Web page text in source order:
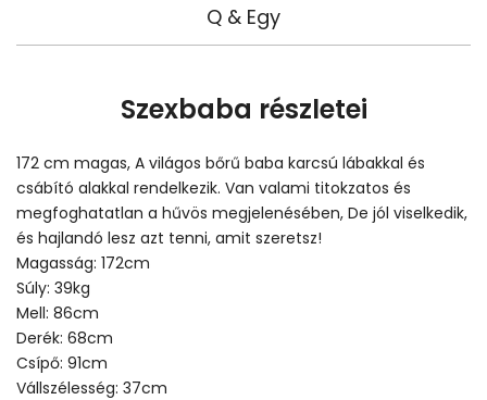
Q & Egy
Szexbaba részletei
172 cm magas, A világos bőrű baba karcsú lábakkal és
csábító alakkal rendelkezik. Van valami titokzatos és
megfoghatatlan a hűvös megjelenésében, De jól viselkedik,
és hajlandó lesz azt tenni, amit szeretsz!
Magasság: 172cm
Súly: 39kg
Mell: 86cm
Derék: 68cm
Csípő: 91cm
Vállszélesség: 37cm